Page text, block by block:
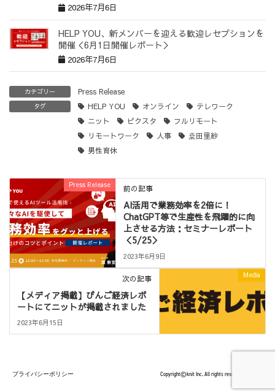
2026年7月6日
HELP YOU、新メンバーを迎える歓迎レセプションを
開催＜6月1日開催レポート＞
2026年7月6日
カテゴリー Press Release
タグ HELP YOU オンライン
テレワーク
ニット
ピクスタ
フルリモート
リモートワーク
人事
桒田里紗
男性育休
Press Release 前の記事
AI活用で業務効率を2倍に！
ChatGPT等で生産性を飛躍的に向
上させる方法：セミナーレポート
＜5/25＞
2023年6月9日
Media
次の記事
【メディア掲載】びんご経済レポ
ートにてニットが掲載されました
2023年6月15日
プライバシーポリシー Copyright©knit Inc. All rights reserved.